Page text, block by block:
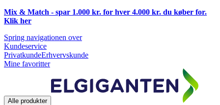
Mix & Match - spar 1.000 kr. for hver 4.000 kr. du køber for.
Klik her
Spring navigationen over
Kundeservice
PrivatkundeErhvervskunde
Mine favoritter
Alle produkter